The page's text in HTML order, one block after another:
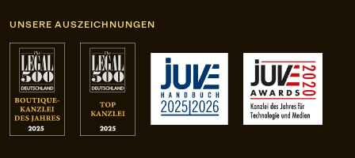
UNSERE AUSZEICHNUNGEN